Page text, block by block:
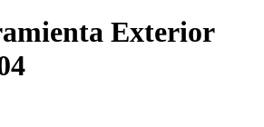
Exterior